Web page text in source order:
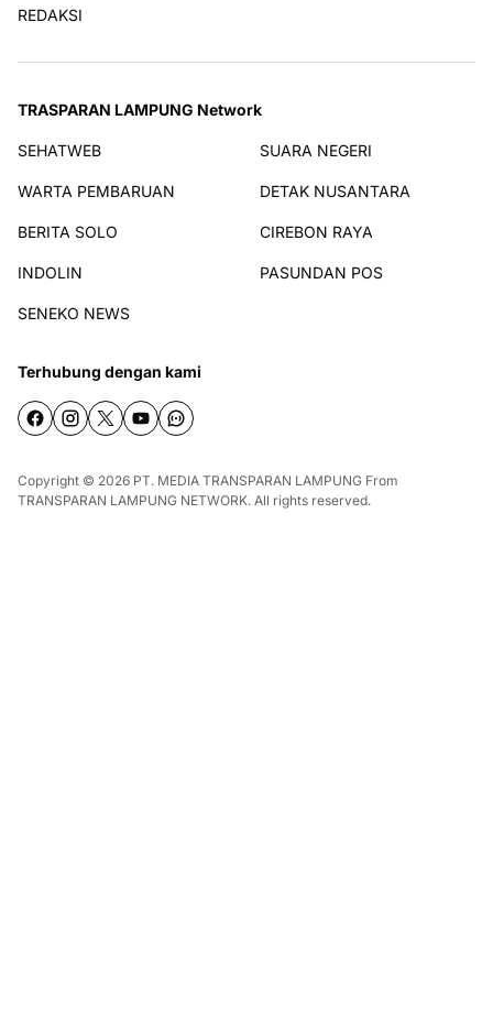
REDAKSI
TRASPARAN LAMPUNG Network
SEHATWEB SUARA NEGERI
WARTA PEMBARUAN DETAK NUSANTARA
BERITA SOLO CIREBON RAYA
INDOLIN PASUNDAN POS
SENEKO NEWS
Terhubung dengan kami
Copyright © 2026 PT. MEDIA TRANSPARAN LAMPUNG From
TRANSPARAN LAMPUNG NETWORK. All rights reserved.